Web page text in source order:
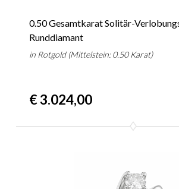
0.50 Gesamtkarat Solitär-
Runddiamant
in Rotgold (Mittelstein: 0.50 Karat)
€ 3.024,00